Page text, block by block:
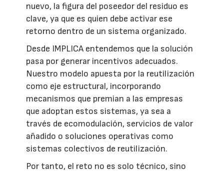
nuevo, la figura del poseedor del residuo es
clave, ya que es quien debe activar ese
retorno dentro de un sistema organizado.
Desde IMPLICA entendemos que la solución
pasa por generar incentivos adecuados.
Nuestro modelo apuesta por la reutilización
como eje estructural, incorporando
mecanismos que premian a las empresas
que adoptan estos sistemas, ya sea a
través de ecomodulación, servicios de valor
añadido o soluciones operativas como
sistemas colectivos de reutilización.
Por tanto, el reto no es solo técnico, sino